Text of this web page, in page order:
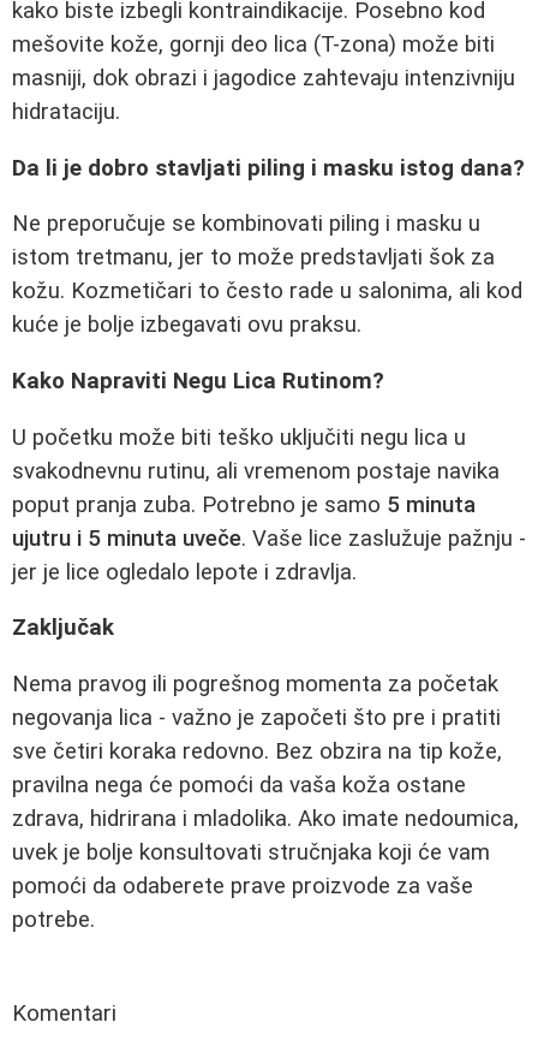
kako biste izbegli kontraindikacije. Posebno kod
mešovite kože, gornji deo lica (T-zona) može biti
masniji, dok obrazi i jagodice zahtevaju intenzivniju
hidrataciju.
Da li je dobro stavljati piling i masku istog dana?
Ne preporučuje se kombinovati piling i masku u
istom tretmanu, jer to može predstavljati šok za
kožu. Kozmetičari to često rade u salonima, ali kod
kuće je bolje izbegavati ovu praksu.
Kako Napraviti Negu Lica Rutinom?
U početku može biti teško uključiti negu lica u
svakodnevnu rutinu, ali vremenom postaje navika
poput pranja zuba. Potrebno je samo 5 minuta
ujutru i 5 minuta uveče. Vaše lice zaslužuje pažnju -
jer je lice ogledalo lepote i zdravlja.
Zaključak
Nema pravog ili pogrešnog momenta za početak
negovanja lica - važno je započeti što pre i pratiti
sve četiri koraka redovno. Bez obzira na tip kože,
pravilna nega će pomoći da vaša koža ostane
zdrava, hidrirana i mladolika. Ako imate nedoumica,
uvek je bolje konsultovati stručnjaka koji će vam
pomoći da odaberete prave proizvode za vaše
potrebe.
Komentari